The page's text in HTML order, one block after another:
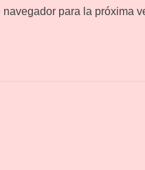
para la próxima